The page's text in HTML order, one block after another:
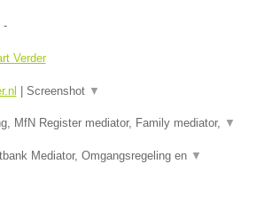
-
Verder
Screenshot ▼
MfN Register mediator, Family mediator, ▼
Mediator, Omgangsregeling en ▼